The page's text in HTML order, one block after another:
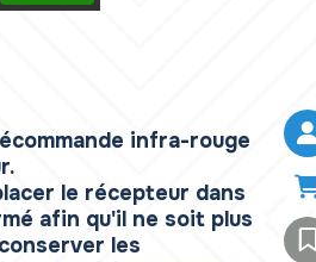
infra-rouge
le récepteur dans
afin qu'il ne soit plus
les